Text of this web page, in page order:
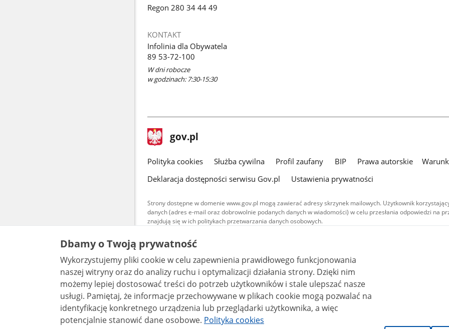
Regon 280 34 44 49
KONTAKT
Infolinia dla Obywatela
89 53-72-100
W dni robocze
w godzinach: 7:30-15:30
stopka
gov.pl Strona
gov.pl
gov.pl
Polityka cookies Służba cywilna Profil zaufany BIP Prawa autorskie
Deklaracja dostępności serwisu Gov.pl
Ustawienia prywatności
Strony dostępne w domenie www.gov.pl mogą zawierać adresy skrzynek mailowych. Użytkownik
danych (adres e-mail oraz dobrowolnie podanych danych w wiadomości) w celu przesłania odpowiedzi na
znajdują się w ich politykach przetwarzania danych osobowych.
Treści tekstowe publikowane w serwisie (z wyłączeniem treści audiowizualnych), są
udostępniane na licencji typu Creative Commons: uznanie autorstwa - na tych samych
warunkach 4.0 (CC BY-SA 4.0). Materiały audiowizualne, w tym zdjęcia, materiały audio i
są udostępniane na licencji typu Creative Commons: uznanie autorstwa użycie niekomercyjne
bez utworów zależnych 4.0 (CC BY-NC-ND 4.0), o ile nie jest to stwierdzone inaczej.
Dbamy o Twoją prywatność
Wykorzystujemy pliki cookie w celu zapewnienia prawidłowego funkcjonowania
naszej witryny oraz do analizy ruchu i optymalizacji działania strony. Dzięki nim
możemy lepiej dostosować treści do potrzeb użytkowników i stale ulepszać nasze
usługi. Pamiętaj, że informacje przechowywane w plikach cookie mogą pozwalać na
identyfikację konkretnego urządzenia lub przeglądarki użytkownika, a więc
potencjalnie stanowić dane osobowe. Polityka cookies